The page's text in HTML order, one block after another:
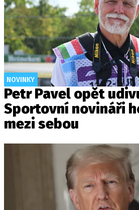
NOVINKY
Petr Pavel opět
Sportovní novináři
mezi sebou